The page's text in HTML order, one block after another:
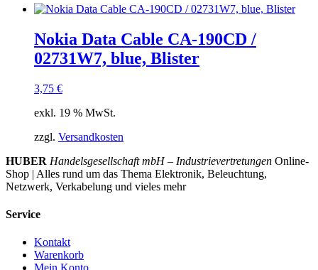
Nokia Data Cable CA-190CD /
02731W7, blue, Blister
3,75 €
exkl. 19 % MwSt.
zzgl. Versandkosten
HUBER Handelsgesellschaft mbH – Industrievertretungen Online-
Shop | Alles rund um das Thema Elektronik, Beleuchtung,
Netzwerk, Verkabelung und vieles mehr
Service
Kontakt
Warenkorb
Mein Konto